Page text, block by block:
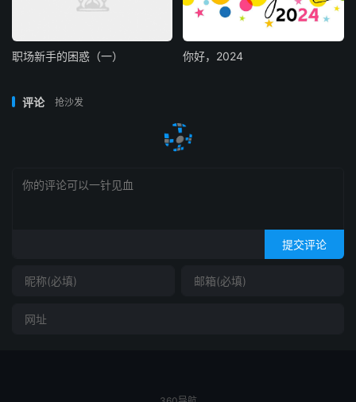
职场新手的困惑（一） 你好，2024
评论 抢沙发
提交评论